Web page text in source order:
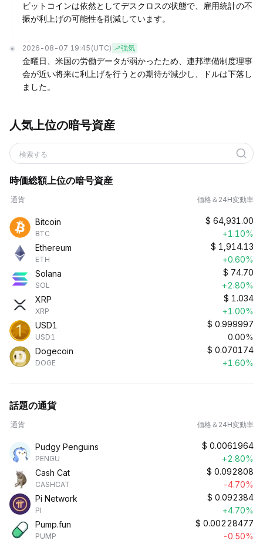
ビットコインは依然としてデスクロスの状態で、雇用統計の不
振が利上げの可能性を削減しています。
2026-08-07 19:45 (UTC) 強気
金曜日、米国の労働データが弱かったため、連邦準備制度理事
会が近い将来に利上げを行うとの期待が減少し、ドルは下落し
ました。
人気上位の暗号資産
検索する
時価総額上位の暗号資産
通貨 価格＆24H変動率
Bitcoin
BTC
$ 64,931.00
+1.10%
Ethereum
ETH
$ 1,914.13
+0.60%
Solana
SOL
$ 74.70
+2.80%
XRP
XRP
$ 1.034
+1.00%
USD1
USD1
$ 0.999997
0.00%
Dogecoin
DOGE
$ 0.070174
+1.60%
話題の通貨
通貨 価格＆24H変動率
Pudgy Penguins
PENGU
$ 0.0061964
+2.80%
Cash Cat
CASHCAT
$ 0.092808
-4.70%
Pi Network
PI
$ 0.092384
+4.70%
Pump.fun
PUMP
$ 0.00228477
-0.50%